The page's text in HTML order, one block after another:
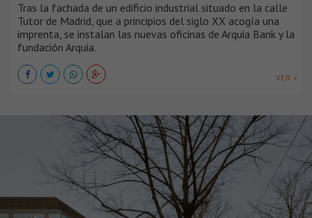
Tras la fachada de un edificio industrial situado en la calle
Tutor de Madrid, que a principios del siglo XX acogía una
imprenta, se instalan las nuevas oficinas de Arquia Bank y la
fundación Arquia.
VER +